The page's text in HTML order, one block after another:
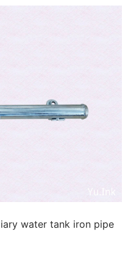
water tank iron pipe